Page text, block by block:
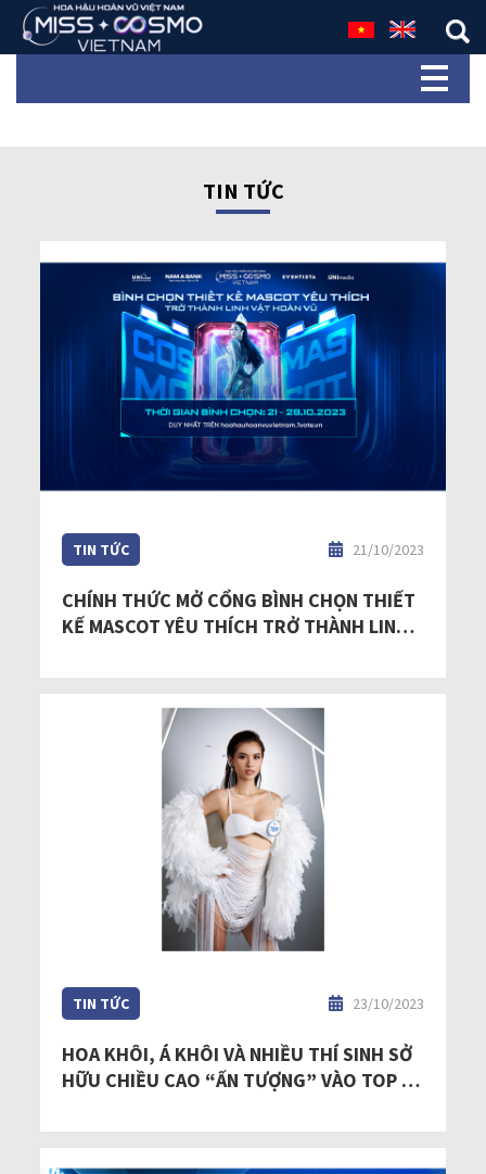
TIN TỨC
TIN TỨC 21/10/2023
CHÍNH THỨC MỞ CỔNG BÌNH CHỌN THIẾT
KẾ MASCOT YÊU THÍCH TRỞ THÀNH LINH
TIN TỨC 23/10/2023
HOA KHÔI, Á KHÔI VÀ NHIỀU THÍ SINH SỞ
HỮU CHIỀU CAO “ẤN TƯỢNG” VÀO TOP 59